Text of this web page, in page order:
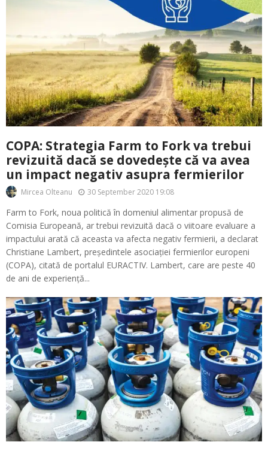
COPA: Strategia Farm to Fork va trebui
revizuită dacă se dovedește că va avea
un impact negativ asupra fermierilor
Mircea Olteanu 30 September 2020 19:08
Farm to Fork, noua politică în domeniul alimentar propusă de
Comisia Europeană, ar trebui revizuită dacă o viitoare evaluare a
impactului arată că aceasta va afecta negativ fermierii, a declarat
Christiane Lambert, președintele asociației fermierilor europeni
(COPA), citată de portalul EURACTIV. Lambert, care are peste 40
de ani de experiență...